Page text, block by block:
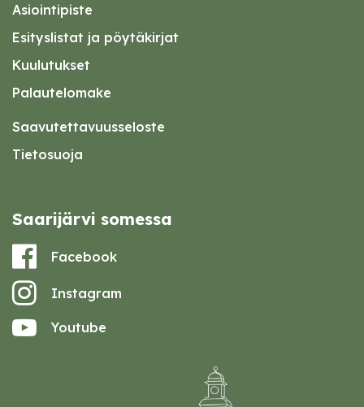
Asiointipiste
Esityslistat ja pöytäkirjat
Kuulutukset
Palautelomake
Saavutettavuusseloste
Tietosuoja
Saarijärvi somessa
Facebook
Instagram
Youtube